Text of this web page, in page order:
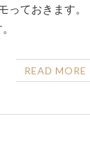
っておきます
。
READ MORE